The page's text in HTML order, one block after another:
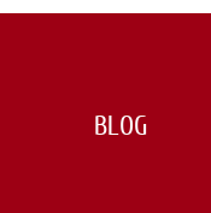
BLOG